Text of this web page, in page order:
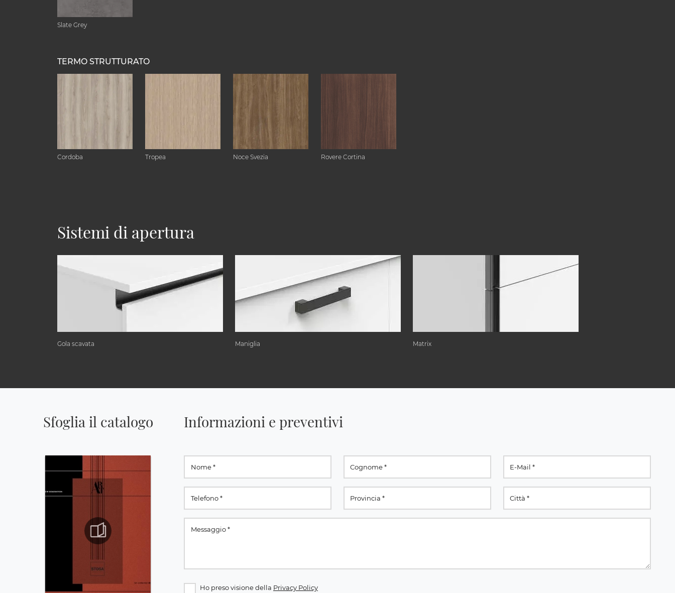
Slate Grey
TERMO STRUTTURATO
Cordoba Tropea Noce Svezia Rovere Cortina
Sistemi di apertura
Gola scavata Maniglia Matrix
Sfoglia il catalogo Informazioni e preventivi
Ho preso visione della Privacy Policy